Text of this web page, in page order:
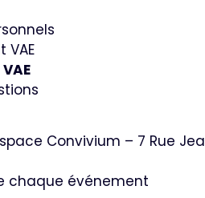
Convivium – 7 Rue
chaque événement